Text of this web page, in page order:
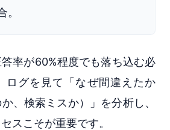
。
率が60%程度でも落ち込む必
ログを見て「なぜ間違えたか
、検索ミスか）」を分析し、
スこそが重要です。